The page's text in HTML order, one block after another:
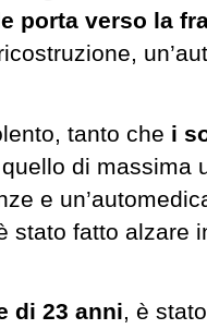
porta verso la
tanto che i
, quello di massima
e
stato fatto alzare
di 23 anni, è